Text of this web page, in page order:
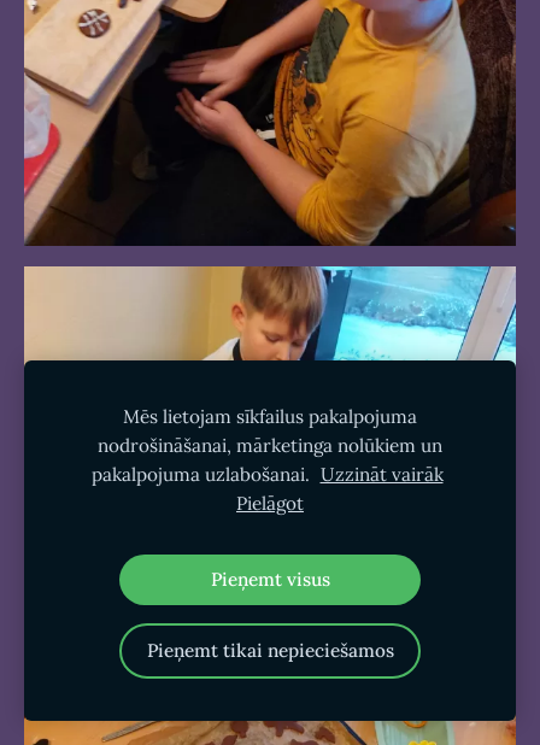
Mēs lietojam sīkfailus pakalpojuma
nodrošināšanai, mārketinga nolūkiem un
pakalpojuma uzlabošanai. Uzzināt vairāk
Pielāgot
Pieņemt visus
Pieņemt tikai nepieciešamos